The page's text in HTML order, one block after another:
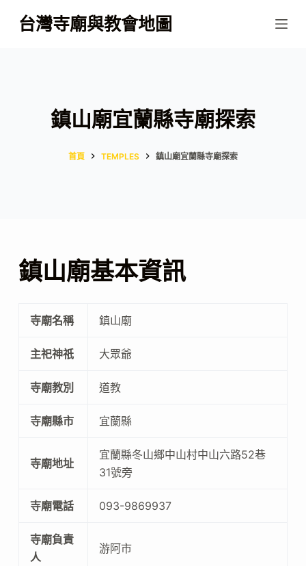
跳
至
台灣寺廟與教會地圖
鎮山廟宜蘭縣寺廟探索
首頁 TEMPLES 鎮山廟宜蘭縣寺廟探索
鎮山廟基本資訊
寺廟名稱 鎮山廟
主祀神祇 大眾爺
寺廟教別 道教
寺廟縣市 宜蘭縣
寺廟地址
宜蘭縣冬山鄉中山村中山六路52巷
31號旁
寺廟電話 093-9869937
寺廟負責
人
游阿市